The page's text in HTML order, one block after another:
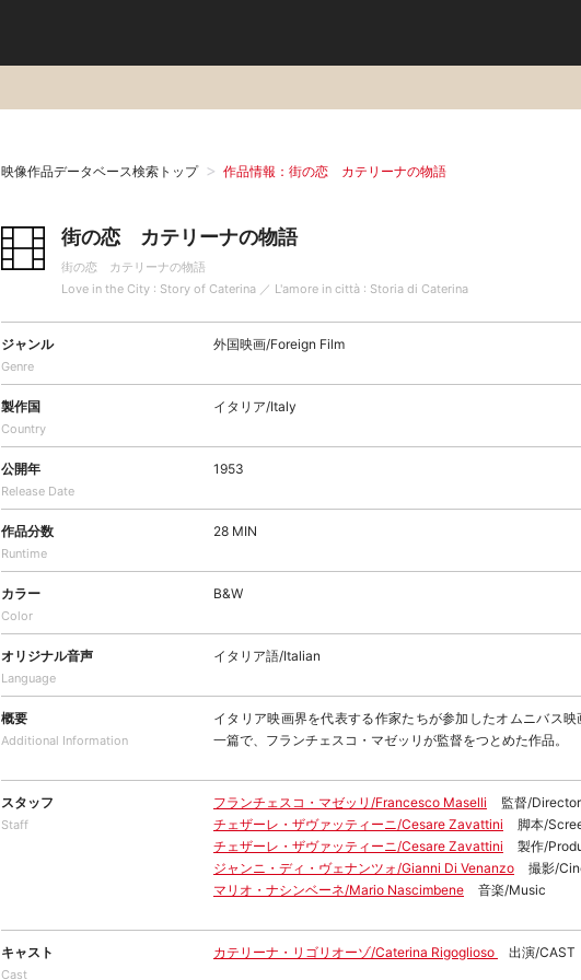
映像作品データベース検索トップ 作品情報：街の恋 カテリーナの物語
街の恋 カテリーナの物語
街の恋 カテリーナの物語
Love in the City : Story of Caterina ／ L'amore in città : Storia di Caterina
ジャンル
Genre
外国映画/Foreign Film
製作国
Country
イタリア/Italy
公開年
Release Date
1953
作品分数
Runtime
28 MIN
カラー
Color
B&W
オリジナル音声
Language
イタリア語/Italian
概要
Additional Information
イタリア映画界を代表する作家たちが参加したオムニバス
一篇で、フランチェスコ・マゼッリが監督をつとめた作品。
スタッフ
Staff
フランチェスコ・マゼッリ/Francesco Maselli
監督/Director
チェザーレ・ザヴァッティーニ/Cesare Zavattini
脚本/
チェザーレ・ザヴァッティーニ/Cesare Zavattini
製作/
ジャンニ・ディ・ヴェナンツォ/Gianni Di Venanzo
撮影/
マリオ・ナシンベーネ/Mario Nascimbene
音楽/Music
キャスト
Cast
カテリーナ・リゴリオーゾ/Caterina Rigoglioso 出演/CAST